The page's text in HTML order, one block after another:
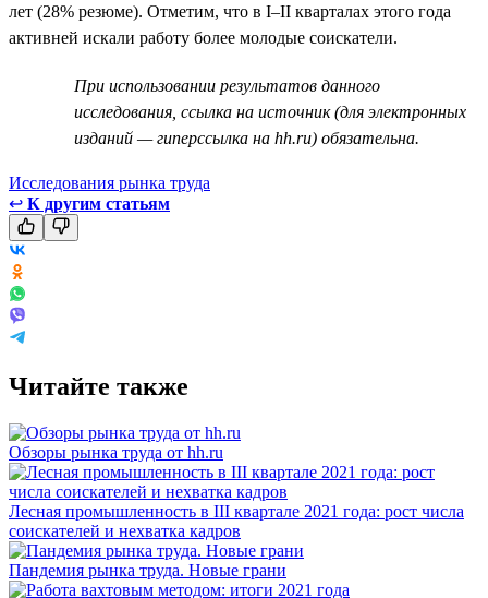
лет (28% резюме). Отметим, что в I–II кварталах этого года
активней искали работу более молодые соискатели.
При использовании результатов данного
исследования, ссылка на источник (для электронных
изданий — гиперссылка на hh.ru) обязательна.
Исследования рынка труда
↩ К другим статьям
Читайте также
Обзоры рынка труда от hh.ru
Лесная промышленность в III квартале 2021 года: рост числа
соискателей и нехватка кадров
Пандемия рынка труда. Новые грани